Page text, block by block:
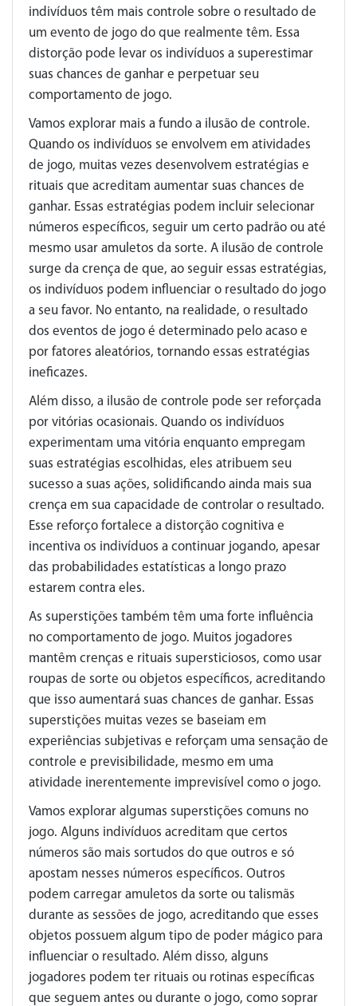
indivíduos têm mais controle sobre o resultado de
um evento de jogo do que realmente têm. Essa
distorção pode levar os indivíduos a superestimar
suas chances de ganhar e perpetuar seu
comportamento de jogo.
Vamos explorar mais a fundo a ilusão de controle.
Quando os indivíduos se envolvem em atividades
de jogo, muitas vezes desenvolvem estratégias e
rituais que acreditam aumentar suas chances de
ganhar. Essas estratégias podem incluir selecionar
números específicos, seguir um certo padrão ou até
mesmo usar amuletos da sorte. A ilusão de controle
surge da crença de que, ao seguir essas estratégias,
os indivíduos podem influenciar o resultado do jogo
a seu favor. No entanto, na realidade, o resultado
dos eventos de jogo é determinado pelo acaso e
por fatores aleatórios, tornando essas estratégias
ineficazes.
Além disso, a ilusão de controle pode ser reforçada
por vitórias ocasionais. Quando os indivíduos
experimentam uma vitória enquanto empregam
suas estratégias escolhidas, eles atribuem seu
sucesso a suas ações, solidificando ainda mais sua
crença em sua capacidade de controlar o resultado.
Esse reforço fortalece a distorção cognitiva e
incentiva os indivíduos a continuar jogando, apesar
das probabilidades estatísticas a longo prazo
estarem contra eles.
As superstições também têm uma forte influência
no comportamento de jogo. Muitos jogadores
mantêm crenças e rituais supersticiosos, como usar
roupas de sorte ou objetos específicos, acreditando
que isso aumentará suas chances de ganhar. Essas
superstições muitas vezes se baseiam em
experiências subjetivas e reforçam uma sensação de
controle e previsibilidade, mesmo em uma
atividade inerentemente imprevisível como o jogo.
Vamos explorar algumas superstições comuns no
jogo. Alguns indivíduos acreditam que certos
números são mais sortudos do que outros e só
apostam nesses números específicos. Outros
podem carregar amuletos da sorte ou talismãs
durante as sessões de jogo, acreditando que esses
objetos possuem algum tipo de poder mágico para
influenciar o resultado. Além disso, alguns
jogadores podem ter rituais ou rotinas específicas
que seguem antes ou durante o jogo, como soprar